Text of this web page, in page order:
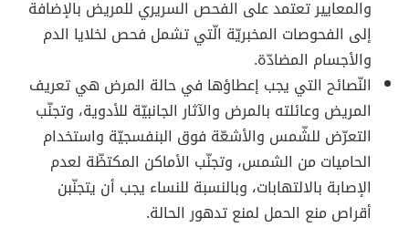
والمعايير تعتمد على الفحص السريري للمريض بالإضافة
إلى الفحوصات المخبريّة الّتي تشمل فحص لخلايا الدم
والأجسام المضادّة.
النّصائح التي يجب إعطاؤها في حالة المرض هي تعريف
المريض وعائلته بالمرض والآثار الجانبيّة للأدوية، وتجنّب
التعرّض للشّمس والأشعّة فوق البنفسجيّة واستخدام
الحاميات من الشمس، وتجنّب الأماكن المكتظّة لعدم
الإصابة بالالتهابات، وبالنسبة للنساء يجب أن يتجنّبن
أقراص منع الحمل لمنع تدهور الحالة.